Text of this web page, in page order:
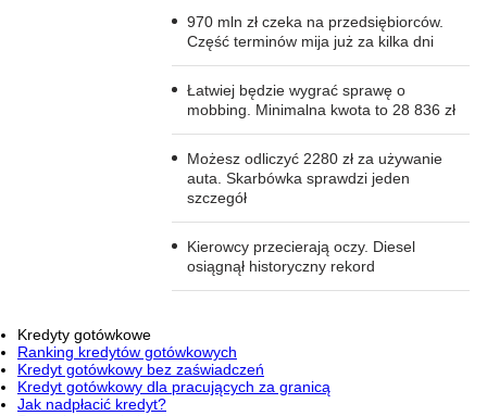
970 mln zł czeka na przedsiębiorców.
Część terminów mija już za kilka dni
Łatwiej będzie wygrać sprawę o
mobbing. Minimalna kwota to 28 836 zł
Możesz odliczyć 2280 zł za używanie
auta. Skarbówka sprawdzi jeden
szczegół
Kierowcy przecierają oczy. Diesel
osiągnął historyczny rekord
Kredyty gotówkowe
Ranking kredytów gotówkowych
Kredyt gotówkowy bez zaświadczeń
Kredyt gotówkowy dla pracujących za granicą
Jak nadpłacić kredyt?